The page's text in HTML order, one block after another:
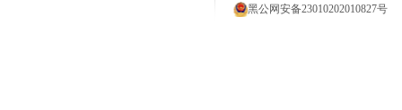
黑公网安备23010202010827号